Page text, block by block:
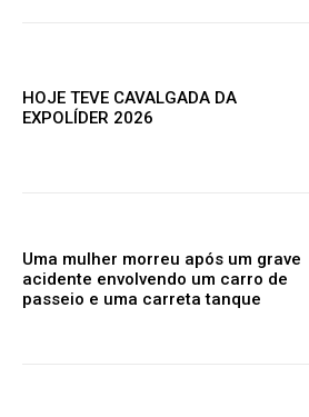
HOJE TEVE CAVALGADA DA
EXPOLÍDER 2026
Uma mulher morreu após um grave
acidente envolvendo um carro de
passeio e uma carreta tanque